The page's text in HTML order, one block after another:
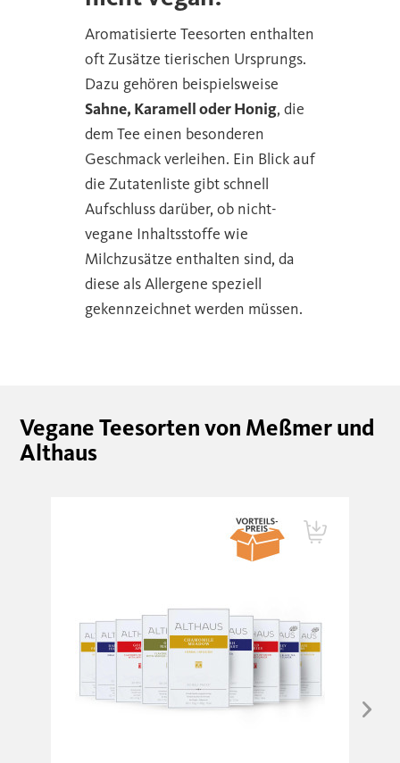
Aromatisierte Teesorten enthalten
oft Zusätze tierischen Ursprungs.
Dazu gehören beispielsweise
Sahne, Karamell oder Honig, die
dem Tee einen besonderen
Geschmack verleihen. Ein Blick auf
die Zutatenliste gibt schnell
Aufschluss darüber, ob nicht-
vegane Inhaltsstoffe wie
Milchzusätze enthalten sind, da
diese als Allergene speziell
gekennzeichnet werden müssen.
Vegane Teesorten von Meßmer und
Althaus